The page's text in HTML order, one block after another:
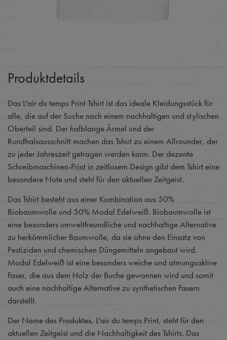
Produktdetails
Das L'air du temps Print Tshirt ist das ideale Kleidungsstück für
alle, die auf der Suche nach einem nachhaltigen und stylischen
Oberteil sind. Der halblange Ärmel und der
Rundhalsausschnitt machen das Tshirt zu einem Allrounder, der
zu jeder Jahreszeit getragen werden kann. Der dezente
Schreibmaschinen-Print in zeitlosem Design gibt dem Tshirt eine
besondere Note und steht für den aktuellen Zeitgeist.
Das Tshirt besteht aus einer Kombination aus 50%
Biobaumwolle und 50% Modal Edelweiß. Biobaumwolle ist
eine besonders umweltfreundliche und nachhaltige Alternative
zu herkömmlicher Baumwolle, da sie ohne den Einsatz von
Pestiziden und chemischen Düngemitteln angebaut wird.
Modal Edelweiß ist eine besonders weiche und atmungsaktive
Faser, die aus dem Holz der Buche gewonnen wird und somit
auch eine nachhaltige Alternative zu synthetischen Fasern
darstellt.
Der Name des Produktes, L'air du temps Print, steht für den
aktuellen Zeitgeist und die Nachhaltigkeit des Tshirts. Das